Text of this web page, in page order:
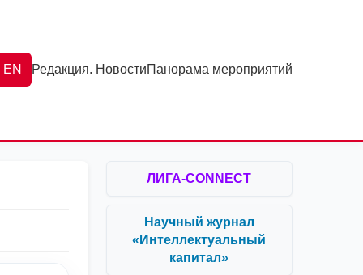
EN Редакция. НовостиПанорама мероприятий
ЛИГА-CONNECT
Научный журнал
«Интеллектуальный
капитал»